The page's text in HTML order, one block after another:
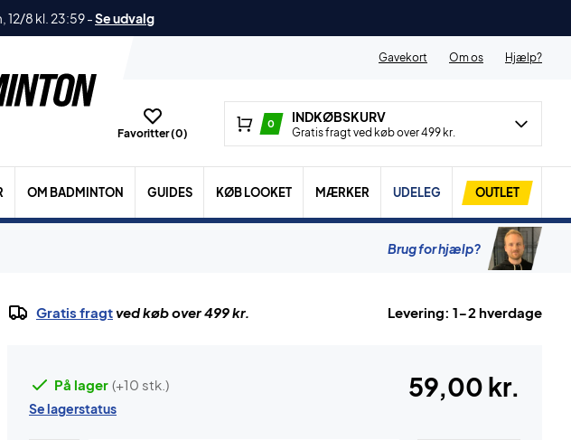
12/8 kl. 23:59-Se udvalg
Gavekort Om os Hjælp?
Favoritter (0)
0 INDKØBSKURV
Gratis fragt ved køb over 499 kr.
OM BADMINTON GUIDES KØB LOOKET MÆRKER UDELEG OUTLET
Brug for hjælp?
Gratis fragtved køb over 499 kr. Levering: 1-2 hverdage
På lager (+10 stk.)
Se lagerstatus
59,00 kr.